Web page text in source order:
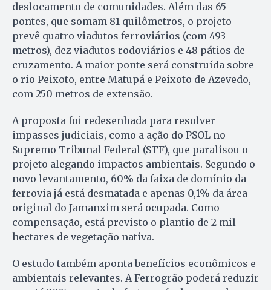
deslocamento de comunidades. Além das 65
pontes, que somam 81 quilômetros, o projeto
prevê quatro viadutos ferroviários (com 493
metros), dez viadutos rodoviários e 48 pátios de
cruzamento. A maior ponte será construída sobre
o rio Peixoto, entre Matupá e Peixoto de Azevedo,
com 250 metros de extensão.
A proposta foi redesenhada para resolver
impasses judiciais, como a ação do PSOL no
Supremo Tribunal Federal (STF), que paralisou o
projeto alegando impactos ambientais. Segundo o
novo levantamento, 60% da faixa de domínio da
ferrovia já está desmatada e apenas 0,1% da área
original do Jamanxim será ocupada. Como
compensação, está previsto o plantio de 2 mil
hectares de vegetação nativa.
O estudo também aponta benefícios econômicos e
ambientais relevantes. A Ferrogrão poderá reduzir